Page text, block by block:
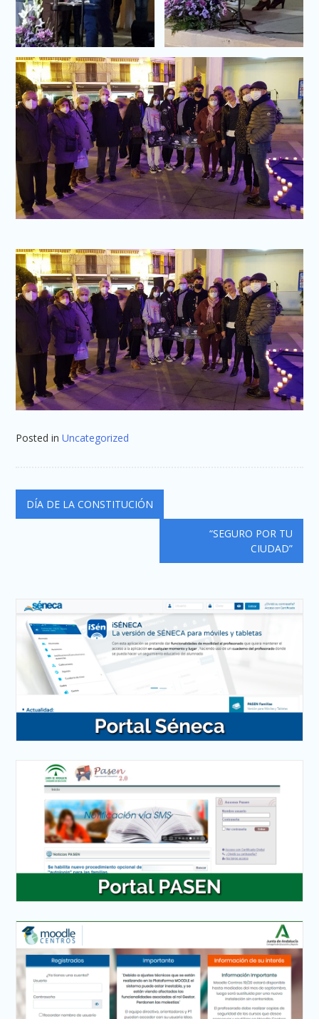
Posted inUncategorized
Navegación
de
DÍA DE LA CONSTITUCIÓN
“SEGURO POR TU
CIUDAD”